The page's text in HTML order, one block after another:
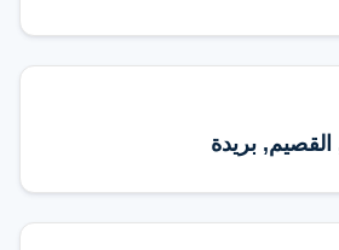
القصيم, بريدة